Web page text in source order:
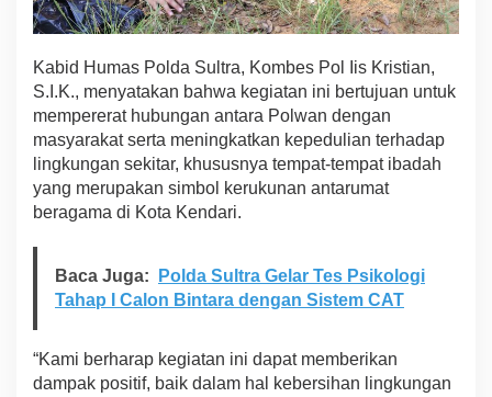
s
i
-
B
e
r
s
h
R
a
h
a
d
Kabid Humas Polda Sultra, Kombes Pol Iis Kristian,
S.I.K., menyatakan bahwa kegiatan ini bertujuan untuk
mempererat hubungan antara Polwan dengan
masyarakat serta meningkatkan kepedulian terhadap
lingkungan sekitar, khususnya tempat-tempat ibadah
yang merupakan simbol kerukunan antarumat
beragama di Kota Kendari.
Baca Juga:
Polda Sultra Gelar Tes Psikologi
Tahap I Calon Bintara dengan Sistem CAT
“Kami berharap kegiatan ini dapat memberikan
dampak positif, baik dalam hal kebersihan lingkungan